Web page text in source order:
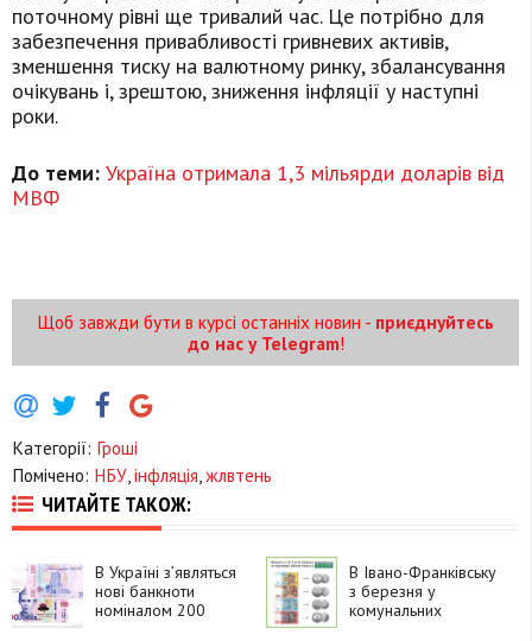
поточному рівні ще тривалий час. Це потрібно для
забезпечення привабливості гривневих активів,
зменшення тиску на валютному ринку, збалансування
очікувань і, зрештою, зниження інфляції у наступні
роки.
До теми: Україна отримала 1,3 мільярди доларів від
МВФ
Щоб завжди бути в курсі останніх новин - приєднуйтесь
до нас у Telegram!
Категорії: Гроші
Помічено: НБУ інфляція жлвтень
ЧИТАЙТЕ ТАКОЖ:
В Україні з’являться
нові банкноти
номіналом 200
В Івано-Франківську
з березня у
комунальних